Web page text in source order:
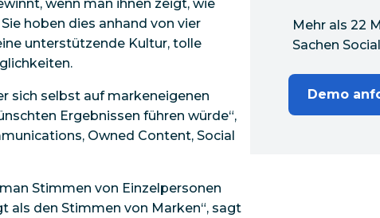
wenn man ihnen zeigt, wie
hoben dies anhand von vier
unterstützende Kultur, tolle
sich selbst auf markeneigenen
Ergebnissen führen würde“,
Owned Content, Social
Stimmen von Einzelpersonen
als den Stimmen von Marken“, sagt
Mehr als 22
Sachen
Demo